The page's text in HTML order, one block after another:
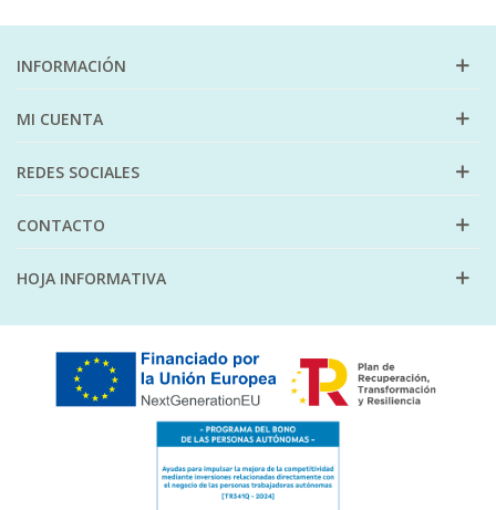
INFORMACIÓN
MI CUENTA
REDES SOCIALES
CONTACTO
HOJA INFORMATIVA